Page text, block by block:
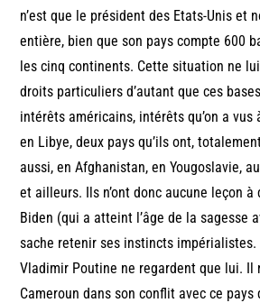
n’est que le président des Etats-Unis et
entière, bien que son pays compte 600
les cinq continents. Cette situation ne
droits particuliers d’autant que ces
intérêts américains, intérêts qu’on a vus
en Libye, deux pays qu’ils ont,
aussi, en Afghanistan, en Yougoslavie,
et ailleurs. Ils n’ont donc aucune leçon à
Biden (qui a atteint l’âge de la sagesse
sache retenir ses instincts impérialistes.
Vladimir Poutine ne regardent que lui. Il
Cameroun dans son conflit avec ce pays